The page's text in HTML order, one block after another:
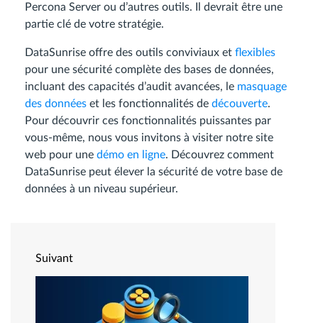
Percona Server ou d’autres outils. Il devrait être une
partie clé de votre stratégie.
DataSunrise offre des outils conviviaux et flexibles
pour une sécurité complète des bases de données,
incluant des capacités d’audit avancées, le masquage
des données et les fonctionnalités de découverte.
Pour découvrir ces fonctionnalités puissantes par
vous-même, nous vous invitons à visiter notre site
web pour une démo en ligne. Découvrez comment
DataSunrise peut élever la sécurité de votre base de
données à un niveau supérieur.
Suivant